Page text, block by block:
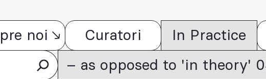
noi Curatori In Practice
– as opposed to 'in theory'